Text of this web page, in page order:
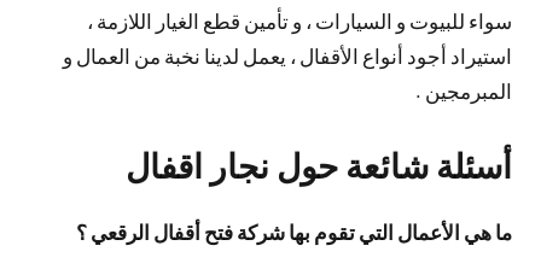
سواء للبيوت و السيارات ، و تأمين قطع الغيار اللازمة ،
استيراد أجود أنواع الأقفال ، يعمل لدينا نخبة من العمال و
المبرمجين .
أسئلة شائعة حول نجار اقفال
ما هي الأعمال التي تقوم بها شركة فتح أقفال الرقعي ؟